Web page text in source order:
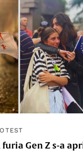
furia Gen Z s-a